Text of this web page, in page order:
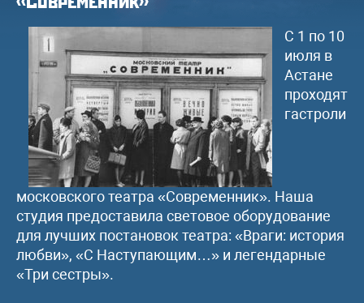
С 1 по 10
июля в
Астане
проходят
гастроли
московского театра «Современник». Наша
студия предоставила световое оборудование
для лучших постановок театра: «Враги: история
любви», «С Наступающим…» и легендарные
«Три сестры».